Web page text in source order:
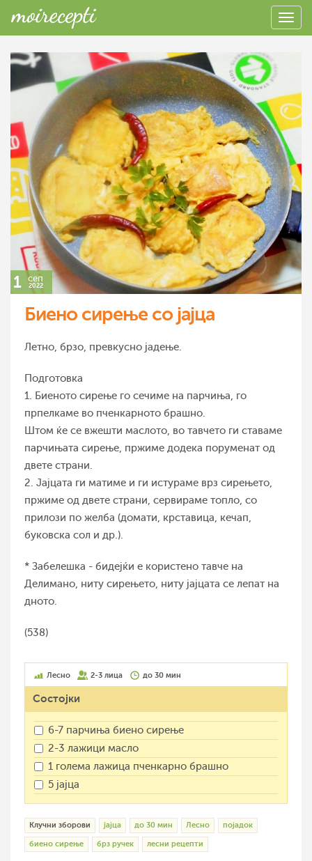
1 сеп
2022
Биено сирење со јајца
Летно, брзо, превкусно јадење.
Подготовка
1. Биеното сирење го сечиме на парчиња, го
прпелкаме во пченкарното брашно.
Штом ќе се вжешти маслото, во тавчето ги ставаме
парчињата сирење, пржиме додека поруменат од
двете страни.
2. Јајцата ги матиме и ги истураме врз сирењето,
пржиме од двете страни, сервираме топло, со
прилози по желба (домати, крставица, кечап,
буковска сол и др.).
* Забелешка - бидејќи е користено тавче на
Делимано, ниту сирењето, ниту јајцата се лепат на
дното.
(538)
Лесно 2-3 лица до 30 мин
Состојки
6-7 парчиња биено сирење
2-3 лажици масло
1 голема лажица пченкарно брашно
5 јајца
Клучни зборови јајца до 30 мин Лесно појадок
биено сирење брз ручек лесни рецепти